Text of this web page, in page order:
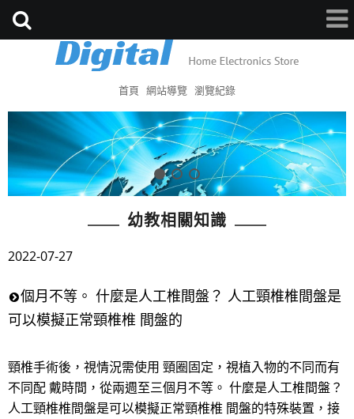
首頁 網站導覽 瀏覽紀錄
幼教相關知識
2022-07-27
個月不等。 什麼是人工椎間盤？ 人工頸椎椎間盤是
可以模擬正常頸椎椎 間盤的
頸椎手術後，視情況需使用 頸圈固定，視植入物的不同而有
不同配 戴時間，從兩週至三個月不等。 什麼是人工椎間盤？
人工頸椎椎間盤是可以模擬正常頸椎椎 間盤的特殊裝置，接